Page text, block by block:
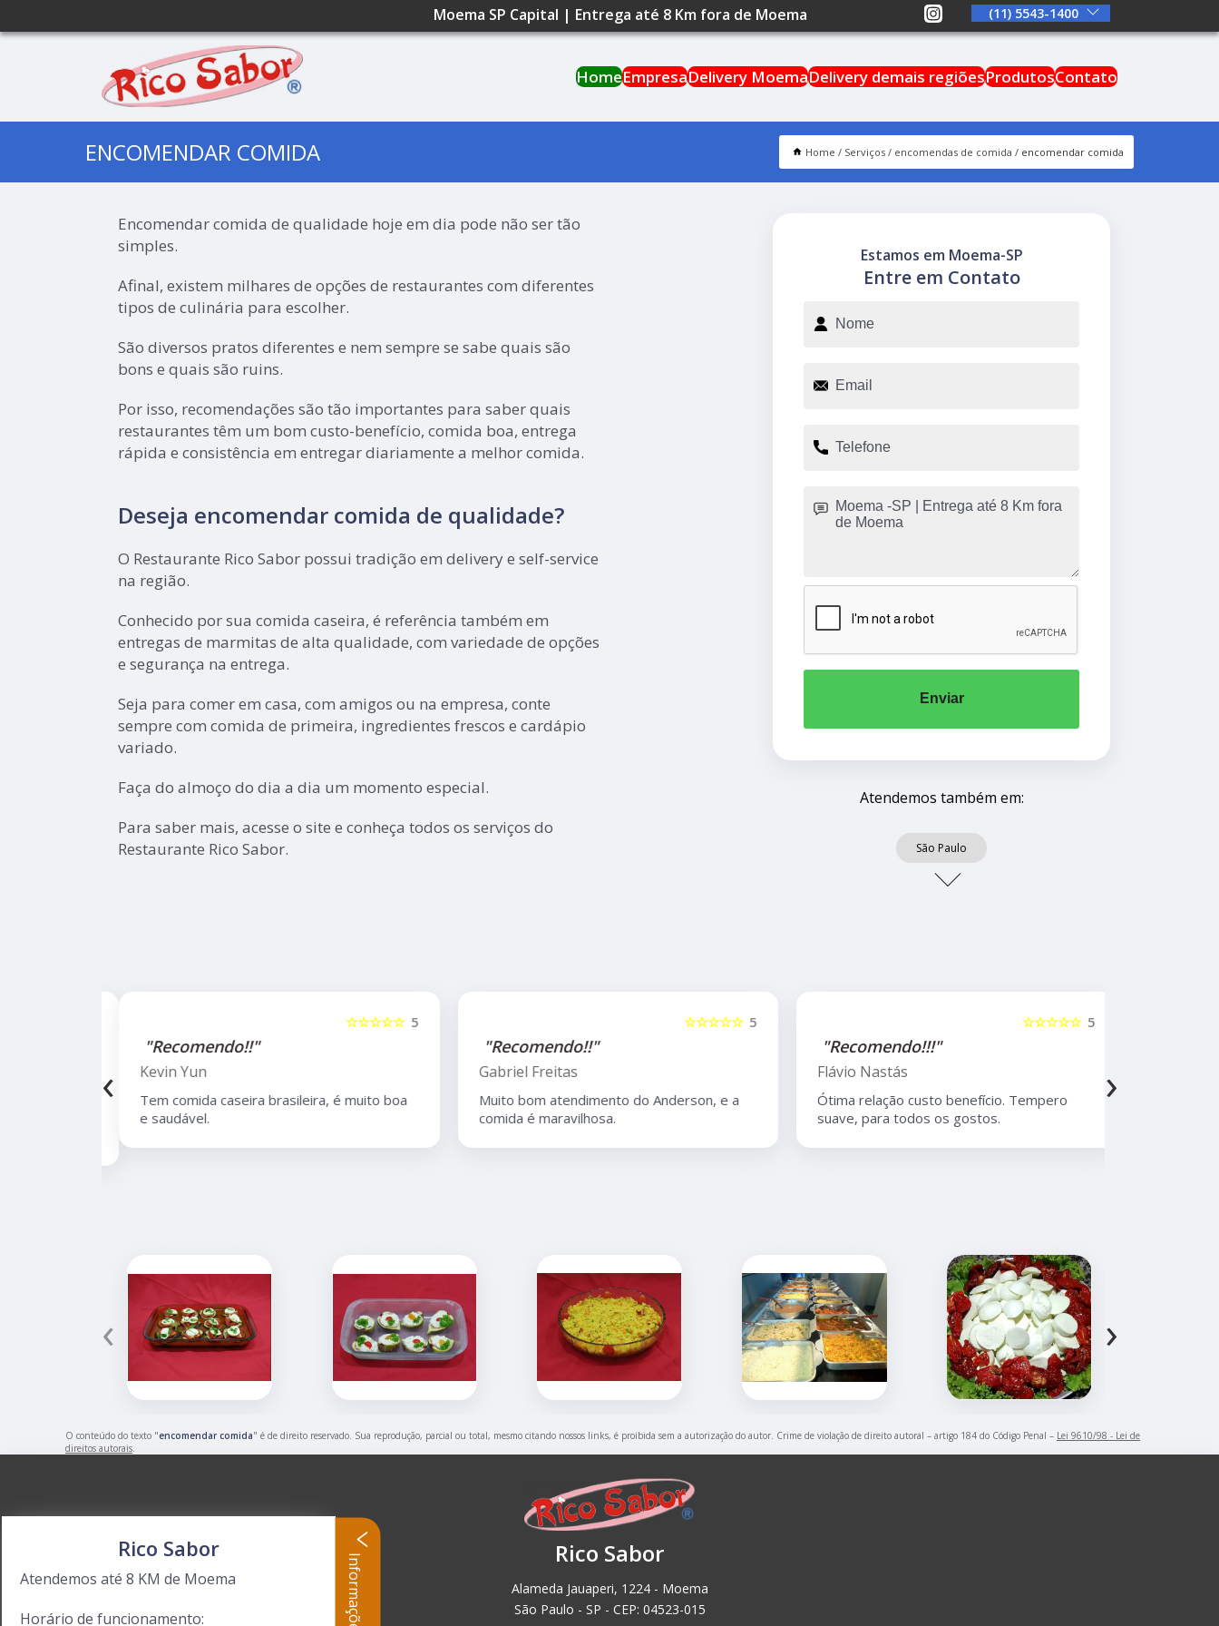
Moema SP Capital | Entrega até 8 Km fora de Moema (11) 5543-1400
HomeEmpresaDelivery MoemaDelivery demais regiõesProdutosContato
ENCOMENDAR COMIDA Home Serviços encomendas de comida encomendar comida
Encomendar comida de qualidade hoje em dia pode não ser tão
simples.
Afinal, existem milhares de opções de restaurantes com diferentes
tipos de culinária para escolher.
São diversos pratos diferentes e nem sempre se sabe quais são
bons e quais são ruins.
Por isso, recomendações são tão importantes para saber quais
restaurantes têm um bom custo-benefício, comida boa, entrega
rápida e consistência em entregar diariamente a melhor comida.
Deseja encomendar comida de qualidade?
O Restaurante Rico Sabor possui tradição em delivery e self-service
na região.
Conhecido por sua comida caseira, é referência também em
entregas de marmitas de alta qualidade, com variedade de opções
e segurança na entrega.
Seja para comer em casa, com amigos ou na empresa, conte
sempre com comida de primeira, ingredientes frescos e cardápio
variado.
Faça do almoço do dia a dia um momento especial.
Para saber mais, acesse o site e conheça todos os serviços do
Restaurante Rico Sabor.
Entre em Contato
Estamos em Moema-SP
Enviar
Atendemos também em:
São Paulo
5
☆☆☆☆☆
"Recomendo!!"
Kevin Yun
Tem comida caseira brasileira, é muito boa
e saudável.
5
☆☆☆☆☆
"Recomendo!!"
Gabriel Freitas
Muito bom atendimento do Anderson, e a
comida é maravilhosa.
5
☆☆☆☆☆
"Recomendo!!!"
Flávio Nastás
Ótima relação custo benefício. Tempero
suave, para todos os gostos.
‹ ›
‹ ›
O conteúdo do texto "encomendar comida" é de direito reservado. Sua reprodução, parcial ou total, mesmo citando nossos links, é proibida sem a autorização do autor. Crime de violação de direito autoral – artigo 184 do Código Penal – Lei 9610/98 - Lei de
direitos autorais
Rico Sabor
Alameda Jauaperi, 1224 - Moema
São Paulo - SP - CEP: 04523-015
Rico Sabor
Atendemos até 8 KM de Moema
Horário de funcionamento:
Informações